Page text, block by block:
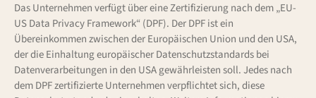
Das Unternehmen verfügt über eine Zertifizierung nach dem „EU-
US Data Privacy Framework“ (DPF). Der DPF ist ein
Übereinkommen zwischen der Europäischen Union und den USA,
der die Einhaltung europäischer Datenschutzstandards bei
Datenverarbeitungen in den USA gewährleisten soll. Jedes nach
dem DPF zertifizierte Unternehmen verpflichtet sich, diese